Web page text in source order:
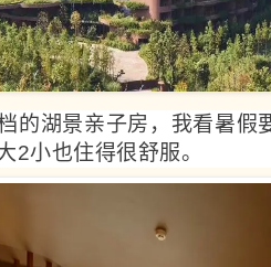
的湖景亲子房，我看暑
2小也住得很舒服。